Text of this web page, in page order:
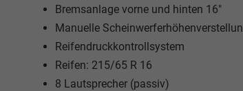
Bremsanlage vorne und hinten 16"
Manuelle
Reifendruckkontrollsystem
Reifen: 215/65 R 16
8 Lautsprecher (passiv)